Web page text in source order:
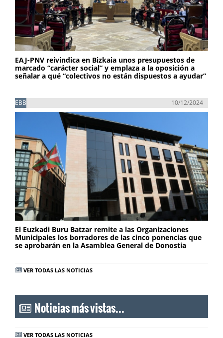
EAJ-PNV reivindica en Bizkaia unos presupuestos de
marcado “carácter social” y emplaza a la oposición a
señalar a qué “colectivos no están dispuestos a ayudar”
EBB 10/12/2024
El Euzkadi Buru Batzar remite a las Organizaciones
Municipales los borradores de las cinco ponencias que
se aprobarán en la Asamblea General de Donostia
VER TODAS LAS NOTICIAS
Noticias más vistas...
VER TODAS LAS NOTICIAS